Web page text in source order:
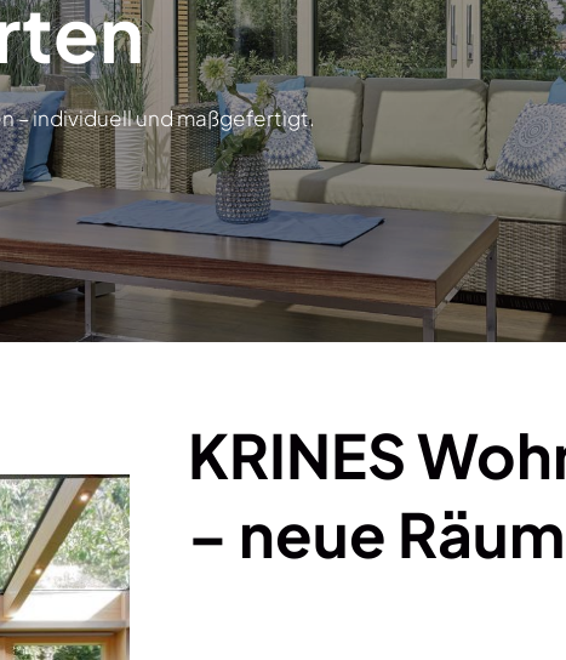
– individuell und maßgefertigt.
KRINES
– neue